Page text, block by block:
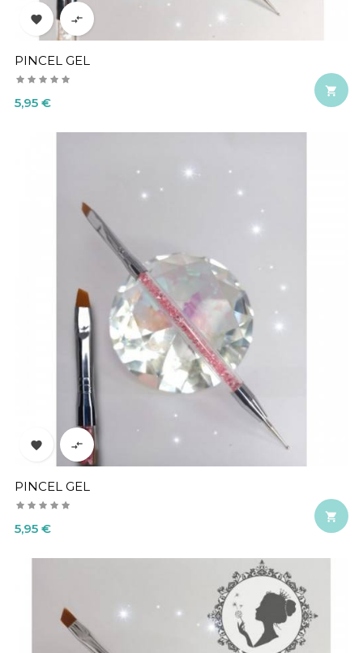
 
PINCEL GEL
Precio
5,95 €

 
PINCEL GEL
Precio
5,95 €
